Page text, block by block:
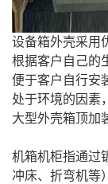
设备箱外壳采用
根据客户自己的
便于客户自行安
处于环境的因素
大型外壳箱顶加
机箱机柜指通过
冲床、折弯机等